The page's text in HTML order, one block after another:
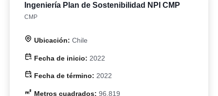
Ingeniería Plan de Sostenibilidad NPI CMP
CMP
Ubicación: Chile
Fecha de inicio: 2022
Fecha de término: 2022
Metros cuadrados: 96.819